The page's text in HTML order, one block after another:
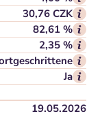
30,76 CZK
82,61 %
2,35 %
Ja
19.05.2026